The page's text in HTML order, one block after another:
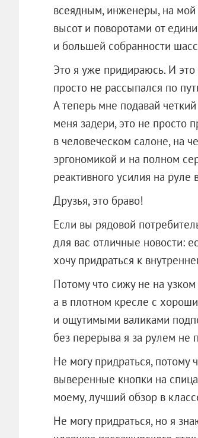
всеядным, инженеры, на мой
высот и поворотами от
и большей собранности
Это я уже придираюсь. И это
просто не рассыпался по
А теперь мне подавай
меня задери, это не просто
в человеческом салоне, на
эргономикой и на полном
реактивного усилия на руле
Друзья, это браво!
Если вы рядовой
для вас отличные новости:
хочу придраться к
Потому что сижу не на
а в плотном кресле с
и ощутимыми валиками
без перерыва я за рулем не
Не могу придраться, потому
выверенные кнопки на
моему, лучший обзор в
Не могу придраться, но я